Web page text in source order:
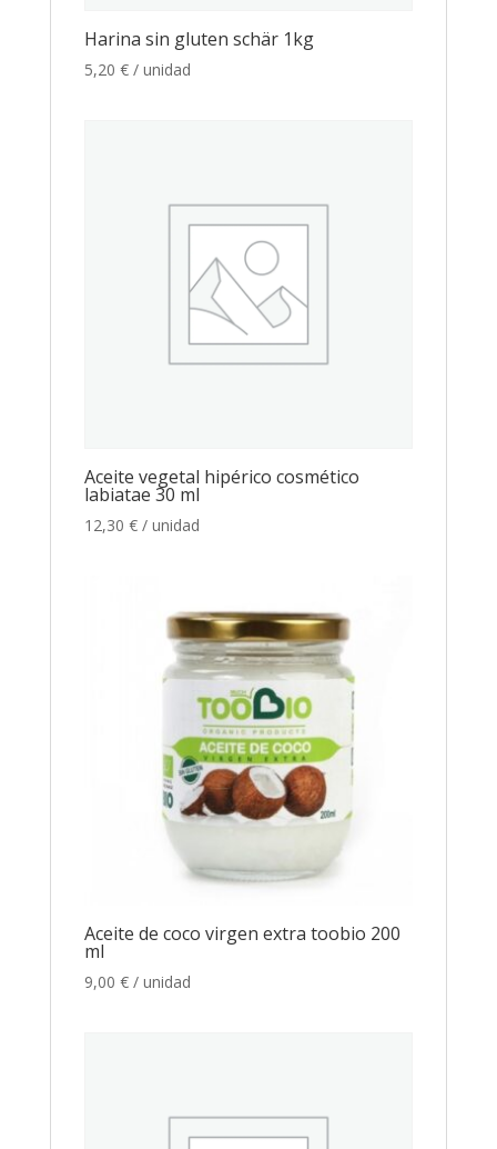
Harina sin gluten schär 1kg
5,20 € / unidad
Aceite vegetal hipérico cosmético
labiatae 30 ml
12,30 € / unidad
Aceite de coco virgen extra toobio 200
ml
9,00 € / unidad